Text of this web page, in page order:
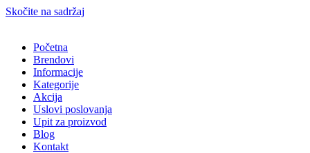
Skočite na sadržaj
Početna
Brendovi
Informacije
Kategorije
Akcija
Uslovi poslovanja
Upit za proizvod
Blog
Kontakt